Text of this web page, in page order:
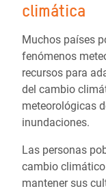
climática
Muchos países
fenómenos
recursos para
del cambio
meteorológicas
inundaciones.
Las personas
cambio
mantener sus